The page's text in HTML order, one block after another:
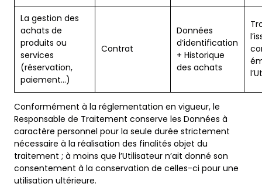
La gestion des
achats de
produits ou
services
(réservation,
paiement…)
Contrat
Données
d’identification
+ Historique
des achats
Conformément à la réglementation en vigueur, le
Responsable de Traitement conserve les Données à
caractère personnel pour la seule durée strictement
nécessaire à la réalisation des finalités objet du
traitement ; à moins que l’Utilisateur n’ait donné son
consentement à la conservation de celles-ci pour une
utilisation ultérieure.